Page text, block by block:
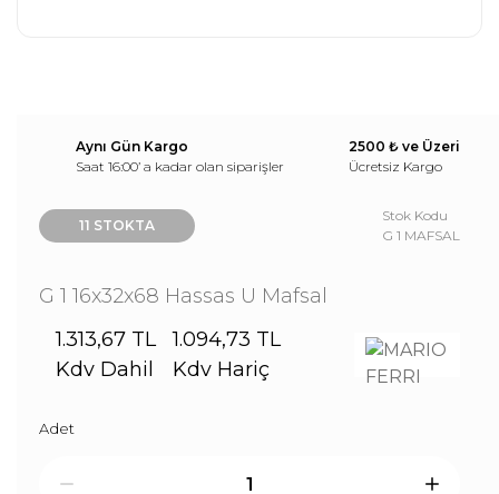
Aynı Gün Kargo
Saat 16:00’ a kadar olan siparişler
2500 ₺ ve Üzeri
Ücretsiz Kargo
11 STOKTA
Stok Kodu
G 1 MAFSAL
G 1 16x32x68 Hassas U Mafsal
1.313,67 TL
Kdv Dahil
1.094,73 TL
Kdv Hariç
Adet